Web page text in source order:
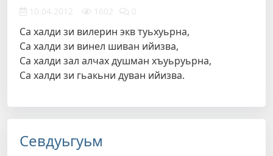
10.04.2012 1602 0
Са халди зи вилерин экв туьхуьрна,
Са халди зи винел шиван ийизва,
Са халди зал алчах душман хъуьруьрна,
Са халди зи гьакьни дуван ийизва.
Севдуьгуьм